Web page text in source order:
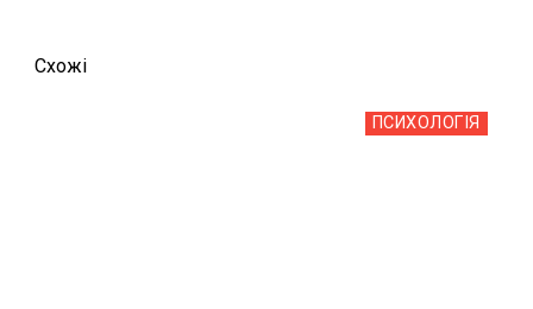
Схожi
ПСИХОЛОГІЯ